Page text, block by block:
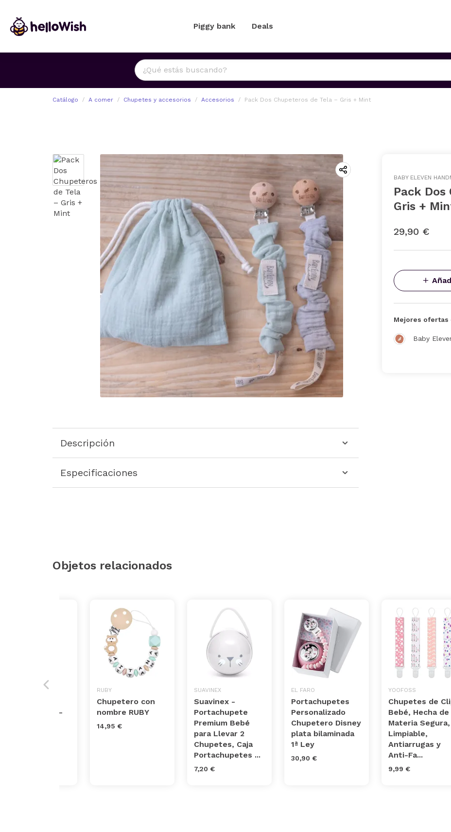
Piggy bank Deals
Catálogo A comer Chupetes y accesorios Accesorios Pack Dos Chupeteros de Tela – Gris + Mint
Descripción
Especificaciones
BABY ELEVEN
Pack
Gris +
29,90 €
Mejores ofertas
Baby
Objetos relacionados
-
RUBY
Chupetero con
nombre RUBY
14,95 €
SUAVINEX
Suavinex -
Portachupete
Premium Bebé
para Llevar 2
Chupetes, Caja
Portachupetes ...
7,20 €
EL FARO
Portachupetes
Personalizado
Chupetero Disney
plata bilaminada
1ª Ley
30,90 €
YOOFOSS
Chupetes de
Bebé, Hecha de
Materia Segura,
Limpiable,
Antiarrugas y
Anti-Fa...
9,99 €